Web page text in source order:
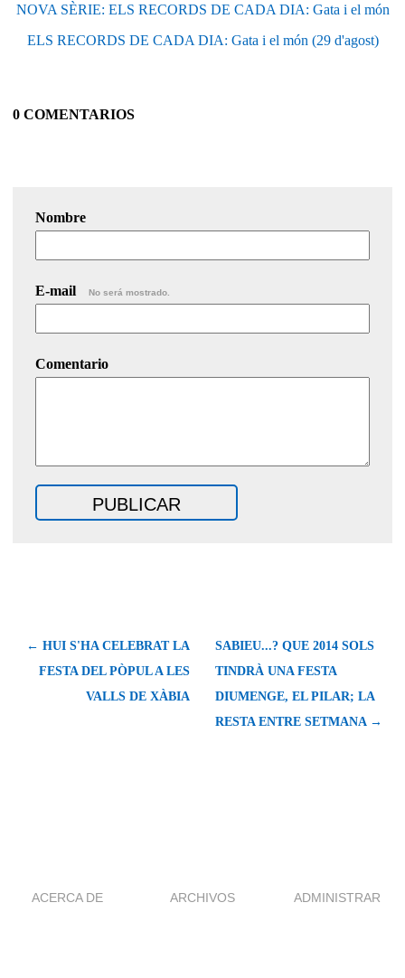
NOVA SÈRIE: ELS RECORDS DE CADA DIA: Gata i el món
ELS RECORDS DE CADA DIA: Gata i el món (29 d'agost)
0 COMENTARIOS
Nombre
E-mail No será mostrado.
Comentario
← HUI S'HA CELEBRAT LA
FESTA DEL PÒPUL A LES
VALLS DE XÀBIA
SABIEU...? QUE 2014 SOLS
TINDRÀ UNA FESTA
DIUMENGE, EL PILAR; LA
RESTA ENTRE SETMANA →
ACERCA DE ARCHIVOS ADMINISTRAR